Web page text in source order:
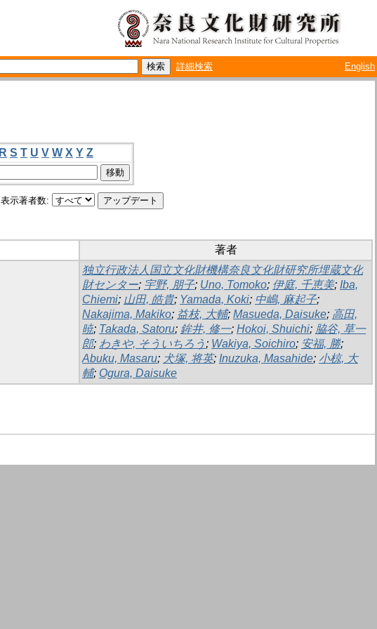
詳細検索 English
R S T U V W X Y Z
表示著者数:
著者
独立行政法人国立文化財機構奈良文化財研究所埋蔵文化
財センター; 宇野, 朋子; Uno, Tomoko; 伊庭, 千恵美; Iba,
Chiemi; 山田, 皓貴; Yamada, Koki; 中嶋, 麻起子;
Nakajima, Makiko; 益枝, 大輔; Masueda, Daisuke; 高田,
暁; Takada, Satoru; 鉾井, 修一; Hokoi, Shuichi; 脇谷, 草一
郎; わきや, そういちろう ; Wakiya, Soichiro; 安福, 勝;
Abuku, Masaru; 犬塚, 将英; Inuzuka, Masahide; 小椋, 大
輔; Ogura, Daisuke